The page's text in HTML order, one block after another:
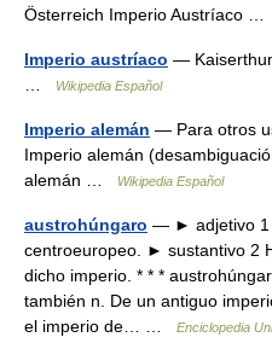
Österreich Imperio Austríaco …
Imperio austríaco —
Wikipedia Español
Imperio alemán — Para otros
Imperio alemán
alemán …
Wikipedia Español
austrohúngaro — ► adjetivo 1
centroeuropeo. ► sustantivo 2
dicho imperio. * * *
también n. De un antiguo
el imperio de… …
Enciclopedia